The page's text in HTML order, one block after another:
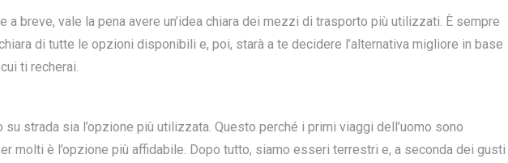
a breve, vale la pena avere un’idea chiara dei mezzi di trasporto più utilizzati. È sempre
di tutte le opzioni disponibili e, poi, starà a te decidere l’alternativa migliore in base
ti recherai.
su strada sia l’opzione più utilizzata. Questo perché i primi viaggi dell’uomo sono
molti è l’opzione più affidabile. Dopo tutto, siamo esseri terrestri e, a seconda dei gusti